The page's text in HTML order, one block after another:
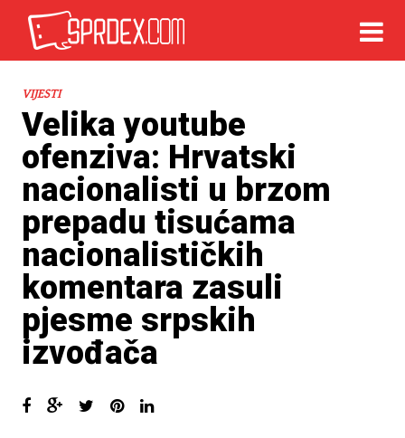
VIJESTI
Velika youtube
ofenziva: Hrvatski
nacionalisti u brzom
prepadu tisućama
nacionalističkih
komentara zasuli
pjesme srpskih
izvođača